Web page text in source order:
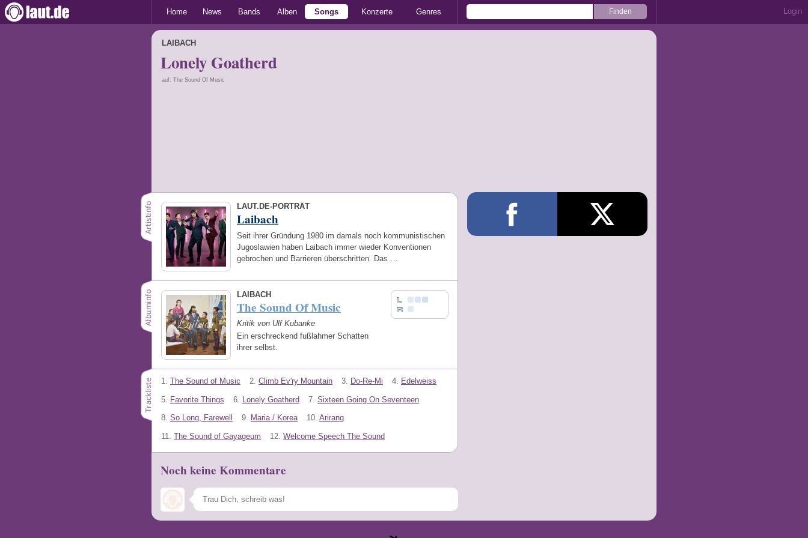
Home News Bands Alben Songs Konzerte Genres Login
LAIBACH
Lonely Goatherd
auf: The Sound Of Music
LAUT.DE-PORTRÄT
Laibach
Seit ihrer Gründung 1980 im damals noch kommunistischen
Jugoslawien haben Laibach immer wieder Konventionen
gebrochen und Barrieren überschritten. Das …
LAIBACH
The Sound Of Music
Kritik von Ulf Kubanke
Ein erschreckend fußlahmer Schatten
ihrer selbst.
1. The Sound of Music 2. Climb Ev'ry Mountain 3. Do-Re-Mi 4. Edelweiss
5. Favorite Things 6. Lonely Goatherd 7. Sixteen Going On Seventeen
8. So Long, Farewell 9. Maria / Korea 10. Arirang
11. The Sound of Gayageum 12. Welcome Speech The Sound
Noch keine Kommentare
Speichern